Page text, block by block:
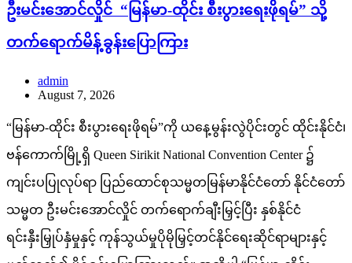
ဦးမင်းအောင်လှိုင် “မြန်မာ-ထိုင်း စီးပွားရေးဖိုရမ်” သို့
တက်ရောက်မိန့်ခွန်းပြောကြား
admin
August 7, 2026
“မြန်မာ-ထိုင်း စီးပွားရေးဖိုရမ်”ကို ယနေ့မွန်းလွဲပိုင်းတွင် ထိုင်းနိုင်ငံ၊
ဗန်ကောက်မြို့ရှိ Queen Sirikit National Convention Center ၌
ကျင်းပပြုလုပ်ရာ ပြည်ထောင်စုသမ္မတမြန်မာနိုင်ငံတော် နိုင်ငံတော်
သမ္မတ ဦးမင်းအောင်လှိုင် တက်ရောက်ချီးမြှင့်ပြီး နှစ်နိုင်ငံ
ရင်းနှီးမြှုပ်နှံမှုနှင့် ကုန်သွယ်မှုပိုမိုမြှင့်တင်နိုင်ရေးဆိုင်ရာများနှင့်